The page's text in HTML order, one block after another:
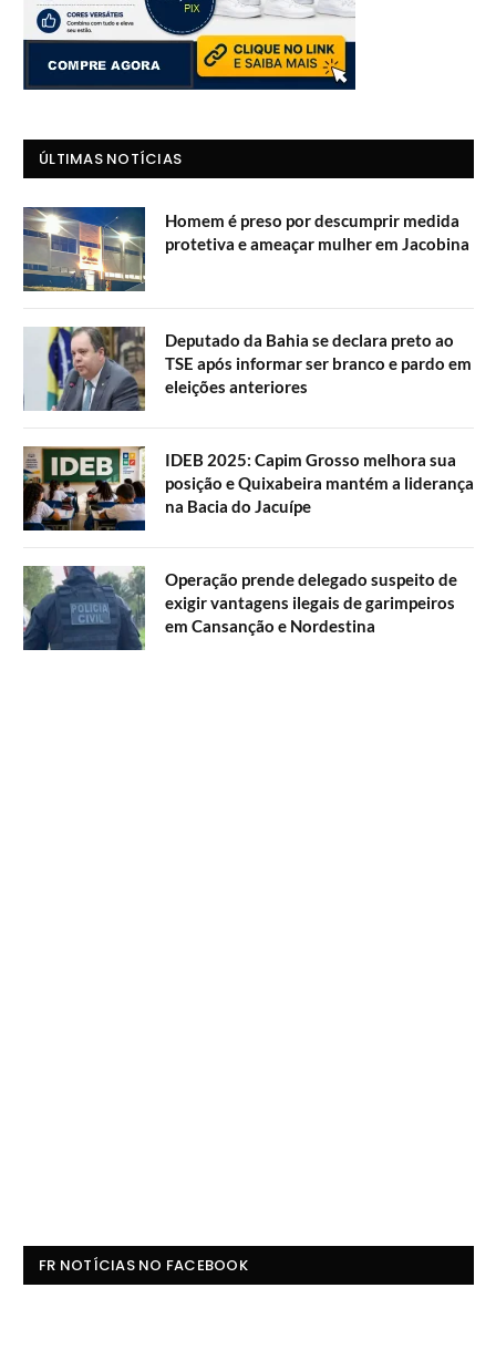
ÚLTIMAS NOTÍCIAS
Homem é preso por descumprir medida
protetiva e ameaçar mulher em Jacobina
Deputado da Bahia se declara preto ao
TSE após informar ser branco e pardo em
eleições anteriores
IDEB 2025: Capim Grosso melhora sua
posição e Quixabeira mantém a liderança
na Bacia do Jacuípe
Operação prende delegado suspeito de
exigir vantagens ilegais de garimpeiros
em Cansanção e Nordestina
FR NOTÍCIAS NO FACEBOOK